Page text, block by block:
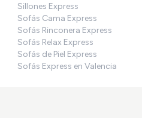
Sillones Express
Sofás Cama Express
Sofás Rinconera Express
Sofás Relax Express
Sofás de Piel Express
Sofás Express en Valencia